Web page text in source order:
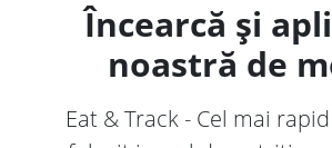
Încearcă și
noastră de
Eat & Track - Cel mai